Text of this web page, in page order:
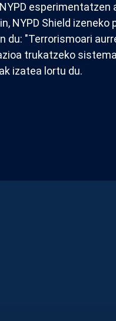
NYPD Shield
du: "Terrorismoari
trukatzeko
izatea lortu du.